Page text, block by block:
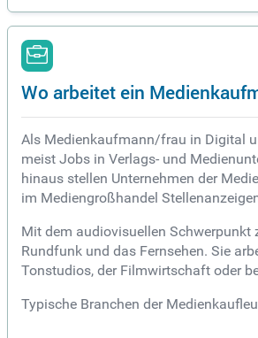
Wo arbeitet ein
Als Medienkaufmann/frau in Digital
meist Jobs in Verlags- und
hinaus stellen Unternehmen der
im Mediengroßhandel
Mit dem audiovisuellen Schwerpunkt
Rundfunk und das Fernsehen. Sie
Tonstudios, der Filmwirtschaft oder
Typische Branchen der